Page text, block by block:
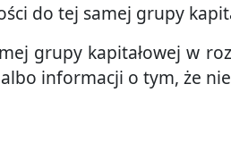
do tej samej grupy
grupy kapitałowej w
informacji o tym, że